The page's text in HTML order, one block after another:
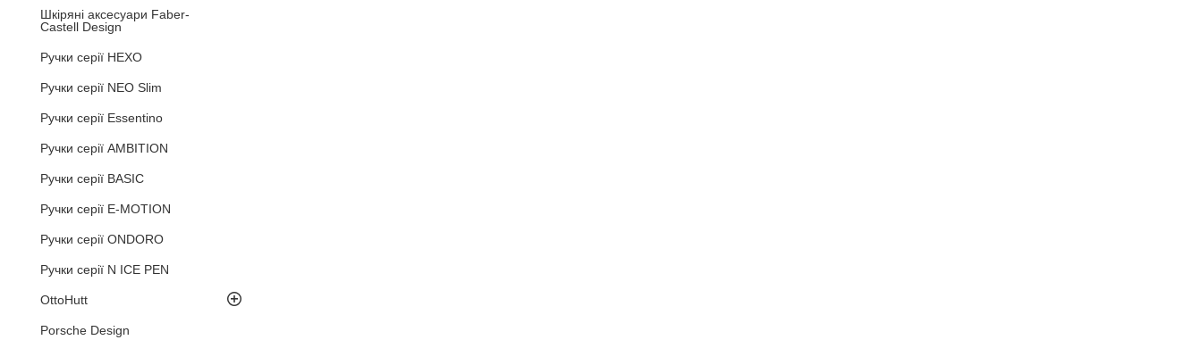
Шкіряні аксесуари Faber-
Castell Design
Ручки серії HEXO
Ручки серії NEO Slim
Ручки серії Essentino
Ручки серії AMBITION
Ручки серії BASIC
Ручки серії E-MOTION
Ручки серії ONDORO
Ручки серії N ICE PEN
OttoHutt
Porsche Design